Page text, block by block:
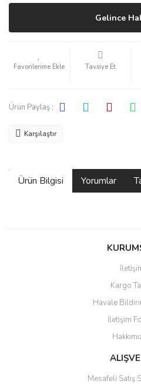
Gelince
Tavsiye Et
Ürün Paylaş :
Karşılaştır
Ürün Bilgisi Yorumlar
Bu ürüne ilk
Ürün resmi kalitesiz, bozuk veya
Ürün açıklamasında eksik
Ürün bilgilerinde hatalar
Ürün fiyatı diğer sitelerden daha
Bu ürüne benzer farklı
Kargo
Havale
İletişim
Mesafeli Satış